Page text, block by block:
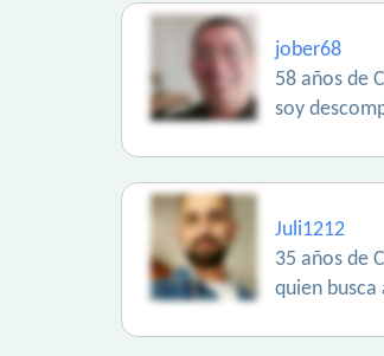
jober68
58 años de
soy
Juli1212
35 años de
quien busca